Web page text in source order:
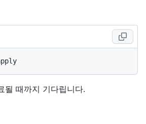
될 때까지 기다립니다.